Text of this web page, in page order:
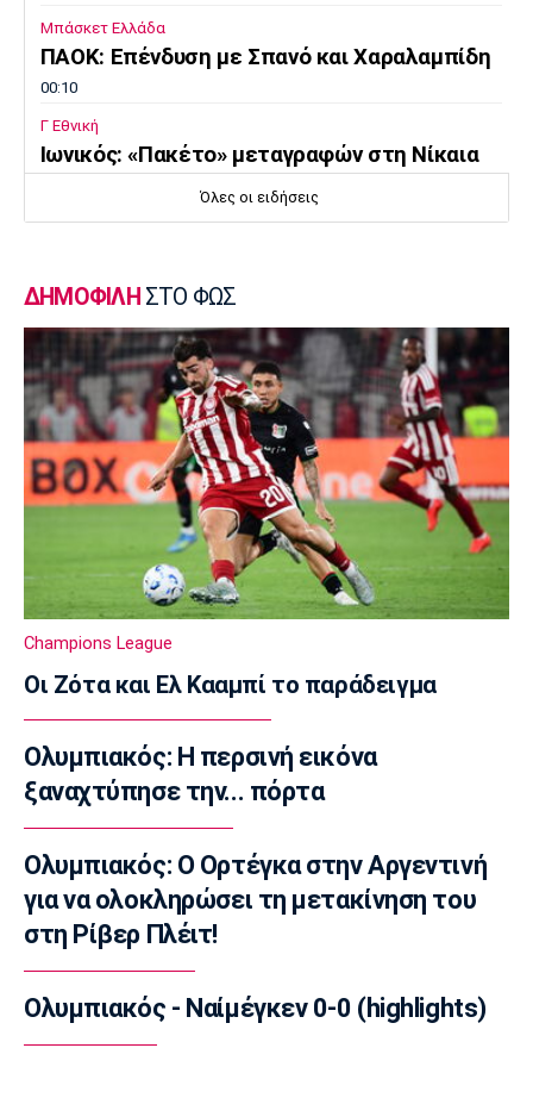
Μπάσκετ Ελλάδα
ΠΑΟΚ: Επένδυση με Σπανό και Χαραλαμπίδη
00:10
Γ Εθνική
Ιωνικός: «Πακέτο» μεταγραφών στη Νίκαια
Ποδόσφαιρο - Διεθνή
23:35
Παναθηναϊκός – ΤΣΣΚΑ 1948 1-1:
Προβληματική εικόνα…
23:22
Europa League
Europa League: Η Φερεντσβάρος νίκησε την
Γκόρνικ
Super League 1
Άρης: Πλήγμα με Κουαμέ
Champions League
Champions League: Προβάδισμα η
23:02
Super League 2
Πήρε Αλμπάνη η ΑΕΛ Novibet
22:55
Super League 1
Ο Μόουρα όντως είναι ψηλά στη λίστα
Super League 1
Καλαμάτα: Ανακοίνωσε τον Κουρμινόφσκι
Όλες οι ειδήσεις
ΔΗΜΟΦΙΛΗ ΣΤΟ ΦΩΣ
Champions League
Οι Ζότα και Ελ Κααμπί το παράδειγμα
Ολυμπιακός: Η περσινή εικόνα
ξαναχτύπησε την... πόρτα
Ολυμπιακός: Ο Ορτέγκα στην Αργεντινή
για να ολοκληρώσει τη μετακίνηση του
στη Ρίβερ Πλέιτ!
Ολυμπιακός - Ναίμέγκεν 0-0 (highlights)